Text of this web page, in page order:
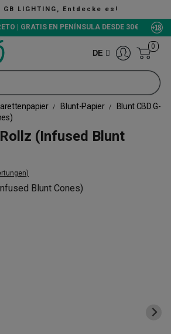
LIGHTING, Entdecke es!
| GRATIS EN PENÍNSULA DESDE 30€
DE
0
Blunt-Papier
Blunt CBD G-
(Infused Blunt